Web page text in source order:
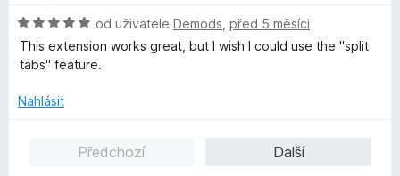
z
5
H
o
d
o
od uživatele Demods před 5 měsíci
This extension works great, but I wish I could use the "split
tabs" feature.
Nahlásit
Předchozí
Další